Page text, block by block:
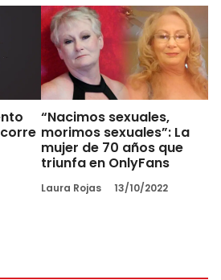
“Nacimos sexuales,
morimos sexuales”: La
mujer de 70 años que
triunfa en OnlyFans
Laura Rojas 13/10/2022